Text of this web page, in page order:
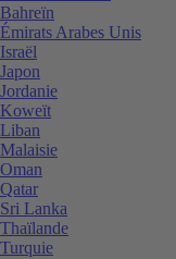
Bahreïn
Émirats Arabes Unis
Israël
Japon
Jordanie
Koweït
Liban
Malaisie
Oman
Qatar
Sri Lanka
Thaïlande
Turquie